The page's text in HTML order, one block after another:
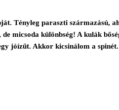
Tényleg paraszti származású,
micsoda különbség! A kulák
jóízűt. Akkor kicsinálom a spinét.